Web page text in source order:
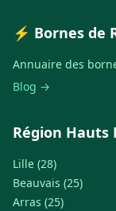
⚡ Bornes de
Annuaire des
Blog →
Région Hauts
Lille (28)
Beauvais (25)
Arras (25)